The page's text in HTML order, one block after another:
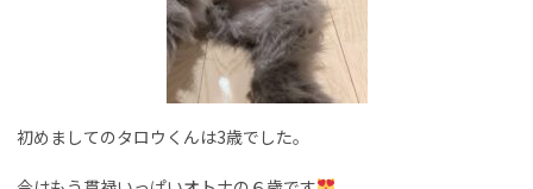
初めましてのタロウくんは3歳でした。